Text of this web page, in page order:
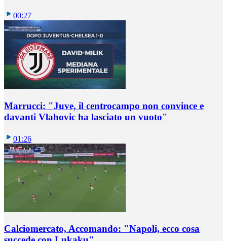
00:27
Marrucci: "Juve, il centrocampo non convince e
davanti Vlahovic ha lasciato un vuoto"
01:26
Calciomercato, Accomando: "Napoli, ecco cosa